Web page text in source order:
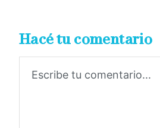
Hacé tu comentario